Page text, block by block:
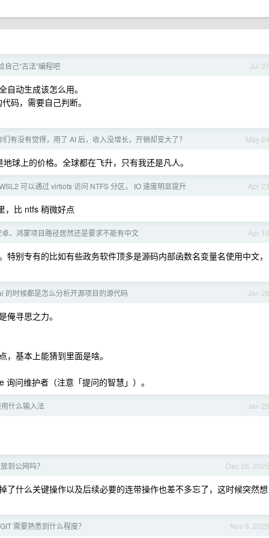
Jul 27
自己“古法”编程吧
动生成该怎么用。
码，需要自己判断。
May 24
们有没有觉得，用了 AI 后，收入没增长，开销却变大了？
球上的价格。全球都在飞升，只有我还是凡人。
Apr 23
可以通过 virtiofs 访问 NTFS 分区， IO 速度明显提升
，比 ntfs 稍微好点
Apr 10
、鸿蒙项目路径居然还是要求不能有中文
别专有的比如有些政务软件顶多是源码内部函数名变量名使用中文，
Jan 26
的时候都是怎么分析开源项目的源代码
寻思之力。
基本上能猜到里面是啥。
问维护者（注意「提问的智慧」）。
Jan 25
什么输入法
Dec 26, 2025
到公网吗？
了什么关键操作以及后续必要的连带操作也差不多忘了，这时候突然想
Nov 8, 2025
需要熟悉到什么程度？